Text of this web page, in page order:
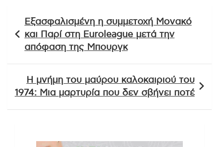
άρθρων
Εξασφαλισμένη η συμμετοχή Μονακό
και Παρί στη Euroleague μετά την
απόφαση της Μπουργκ
Η μνήμη του μαύρου καλοκαιριού του
1974: Μια μαρτυρία που δεν σβήνει ποτέ